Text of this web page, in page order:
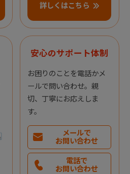
詳しくはこちら
安心のサポート体制
お困りのことを電話かメ
ールで問い合わせ。親
切、丁寧にお応えしま
す。
メールで
お問い合わせ
電話で
お問い合わせ